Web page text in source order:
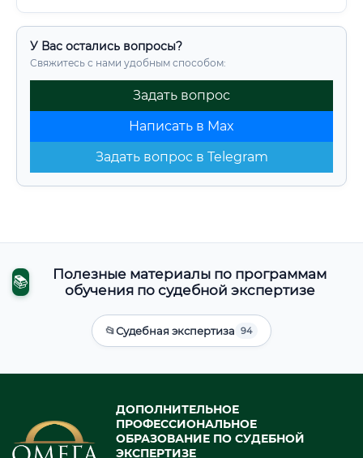
У Вас остались вопросы?
Свяжитесь с нами удобным способом:
Задать вопрос
Написать в Max
Задать вопрос в Telegram
📚
Полезные материалы по программам
обучения по судебной экспертизе
📂Судебная экспертиза 94
ДОПОЛНИТЕЛЬНОЕ
ПРОФЕССИОНАЛЬНОЕ
ОБРАЗОВАНИЕ ПО СУДЕБНОЙ
ЭКСПЕРТИЗЕ